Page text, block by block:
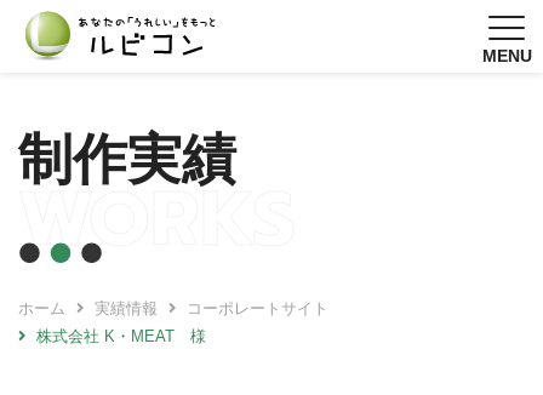
MENU
制作実績
WORKS
ホーム 実績情報
コーポレートサイト
株式会社 K・MEAT 様